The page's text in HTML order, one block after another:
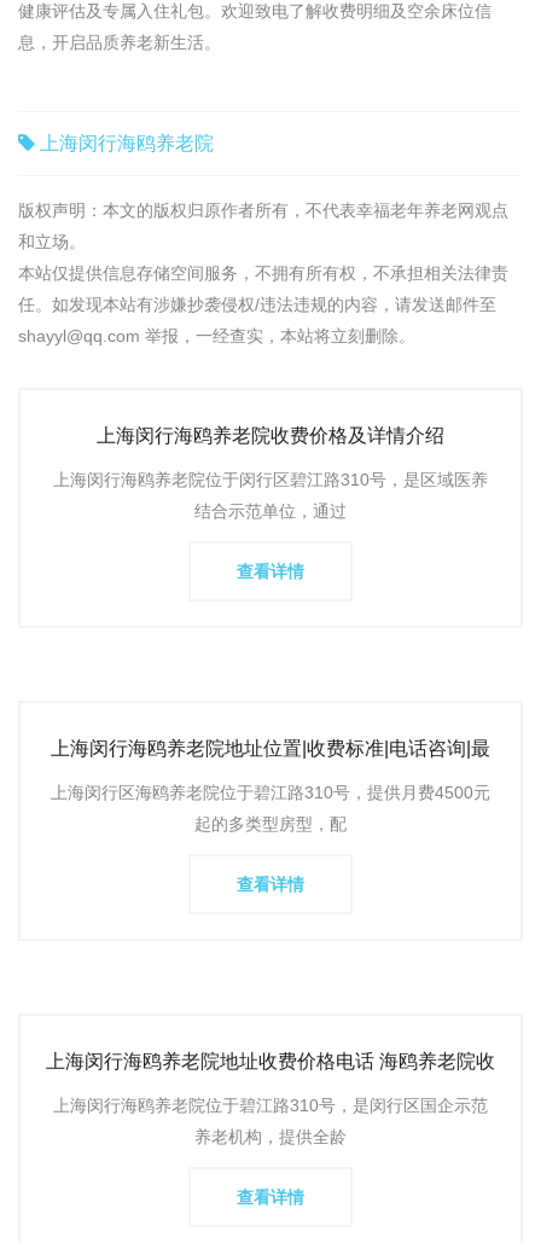
健康评估及专属入住礼包。欢迎致电了解收费明细及空余床位信
息，开启品质养老新生活。
上海闵行海鸥养老院
版权声明：本文的版权归原作者所有，不代表幸福老年养老网观点
和立场。
本站仅提供信息存储空间服务，不拥有所有权，不承担相关法律责
任。如发现本站有涉嫌抄袭侵权/违法违规的内容，请发送邮件至
shayyl@qq.com 举报，一经查实，本站将立刻删除。
上海闵行海鸥养老院收费价格及详情介绍
上海闵行海鸥养老院位于闵行区碧江路310号，是区域医养
结合示范单位，通过
查看详情
上海闵行海鸥养老院地址位置|收费标准|电话咨询|最
上海闵行区海鸥养老院位于碧江路310号，提供月费4500元
起的多类型房型，配
查看详情
上海闵行海鸥养老院地址收费价格电话 海鸥养老院收
上海闵行海鸥养老院位于碧江路310号，是闵行区国企示范
养老机构，提供全龄
查看详情